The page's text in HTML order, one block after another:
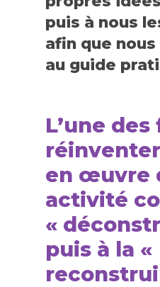
puis à nous
afin que
au guide
L’une
en œuvre
activité
«
puis à la «